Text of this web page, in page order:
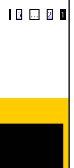
1
2
…
5